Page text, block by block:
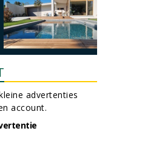
advertenties
account.